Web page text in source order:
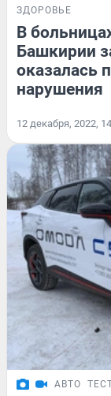
ЗДОРОВЬЕ
В
Башкирии
оказалась
нарушения
12 декабря, 2022,
АВТО